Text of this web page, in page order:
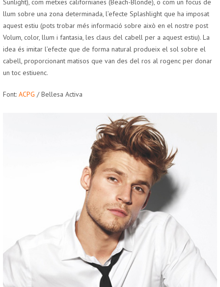
Sunlight), com metxes californianes (Beach-Blonde), o com un focus de
llum sobre una zona determinada, l’efecte Splashlight que ha imposat
aquest estiu (pots trobar més informació sobre això en el nostre post
Volum, color, llum i fantasia, les claus del cabell per a aquest estiu). La
idea és imitar l’efecte que de forma natural produeix el sol sobre el
cabell, proporcionant matisos que van des del ros al rogenc per donar
un toc estiuenc.
Font: ACPG / Bellesa Activa